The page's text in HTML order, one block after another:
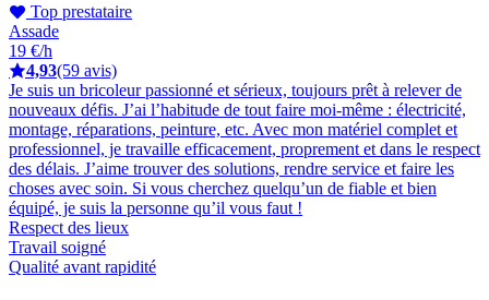
Top prestataire
Assade
19 €/h
4,93(59 avis)
Je suis un bricoleur passionné et sérieux, toujours prêt à relever de
nouveaux défis. J’ai l’habitude de tout faire moi-même : électricité,
montage, réparations, peinture, etc. Avec mon matériel complet et
professionnel, je travaille efficacement, proprement et dans le respect
des délais. J’aime trouver des solutions, rendre service et faire les
choses avec soin. Si vous cherchez quelqu’un de fiable et bien
équipé, je suis la personne qu’il vous faut !
Respect des lieux
Travail soigné
Qualité avant rapidité